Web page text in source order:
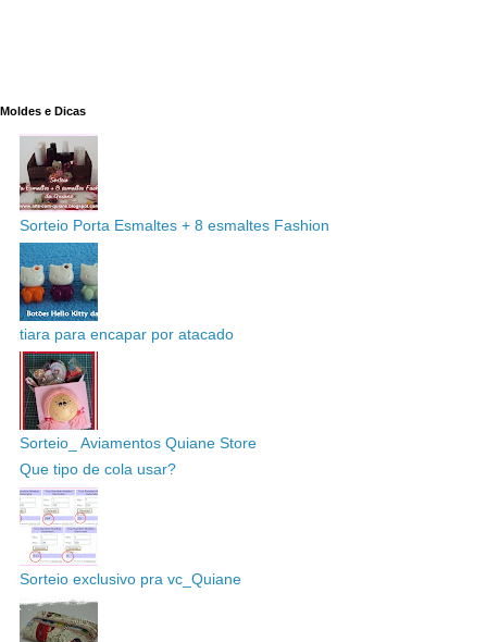
Moldes e Dicas
Sorteio Porta Esmaltes + 8 esmaltes Fashion
tiara para encapar por atacado
Sorteio_ Aviamentos Quiane Store
Que tipo de cola usar?
Sorteio exclusivo pra vc_Quiane